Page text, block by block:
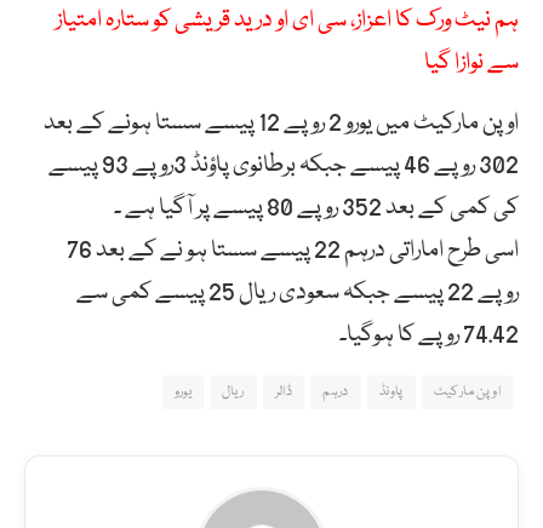
ہم نیٹ ورک کا اعزاز، سی ای او درید قریشی کو ستارہ امتیاز
سے نوازا گیا
اوپن مارکیٹ میں یورو 2 روپے 12 پیسے سستا ہونے کے بعد
302 روپے 46 پیسے جبکہ برطانوی پاؤنڈ 3روپے 93 پیسے
کی کمی کے بعد 352 روپے 80 پیسے پر آگیا ہے ۔
اسی طرح اماراتی درہم 22 پیسے سستا ہو نے کے بعد 76
روپے 22 پیسے جبکہ سعودی ریال 25 پیسے کمی سے
74.42 روپے کا ہوگیا۔
اوپن مارکیٹ پاونڈ درہم ڈالر ریال یورو